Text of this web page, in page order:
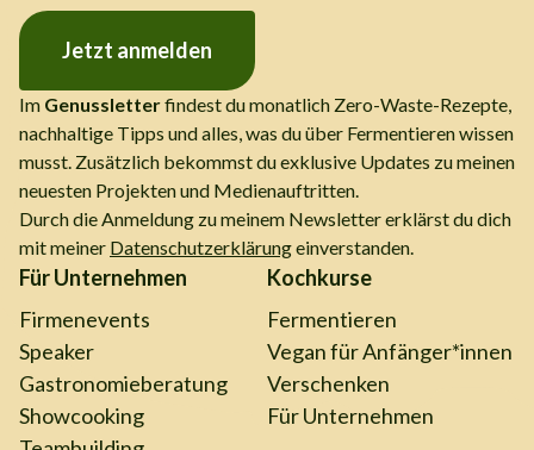
Jetzt anmelden
Im Genussletterfindest du monatlich Zero-Waste-Rezepte,
nachhaltige Tipps und alles, was du über Fermentieren wissen
musst. Zusätzlich bekommst du exklusive Updates zu meinen
neuesten Projekten und Medienauftritten.
Durch die Anmeldung zu meinem Newsletter erklärst du dich
mit meiner Datenschutzerklärungeinverstanden.
Für Unternehmen
Firmenevents
Speaker
Gastronomieberatung
Showcooking
Kochkurse
Fermentieren
Vegan für Anfänger*innen
Verschenken
Für Unternehmen